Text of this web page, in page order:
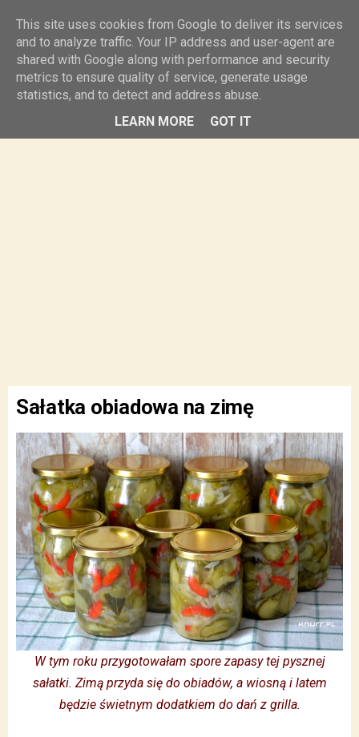
knurr.pl
MENU
Sałatka obiadowa na zimę
W tym roku przygotowałam spore zapasy tej pysznej
sałatki. Zimą przyda się do obiadów, a wiosną i latem
będzie świetnym dodatkiem do dań z grilla.
This site uses cookies from Google to deliver its services
and to analyze traffic. Your IP address and user-agent are
shared with Google along with performance and security
metrics to ensure quality of service, generate usage
statistics, and to detect and address abuse.
LEARN MORE
GOT IT